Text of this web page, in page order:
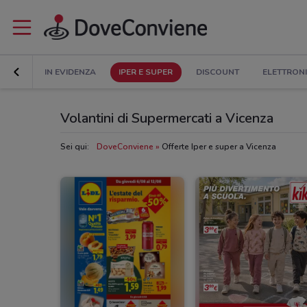
IN EVIDENZA IPER E SUPER DISCOUNT
Volantini di Supermercati a Vicenza
Sei qui: DoveConviene Offerte Iper e super a Vicenza